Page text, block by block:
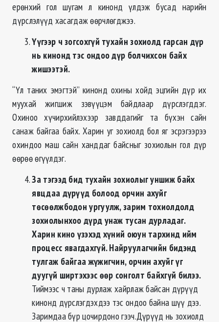
ерөнхий гол шугам л кинонд үлдэж бусад нарийн
дүрслэлүүд хасагдаж өөрчлөгджээ.
Үүгээр ч зогсохгүй тухайн зохиолд гарсан дүр
нь кинонд тэс ондоо дүр болчихсон байх
жишээтэй.
“Үл таних эмэгтэй” кинонд охины хойд эцгийн дүр их
муухай жигшиж зэвүүцэм байдлаар дүрслэгддэг.
Охиноо хүчирхийлэхээр завддагийг та бүхэн сайн
санаж байгаа байх. Харин уг зохиолд бол яг эсрэгээрээ
охиндоо маш сайн ханддаг байсныг зохиолын гол дүр
өөрөө өгүүлдэг.
За тэгээд бид тухайн зохиолыг уншиж байх
явцдаа дүрүүд болоод орчин ахуйг
төсөөлжбодон ургуулж, зарим тохиолдолд
зохиолынхоо дүрд унаж тусан дурладаг.
Харин кино үзэхэд хүний оюун тархинд ийм
процесс явагдахгүй. Найруулагчийн бидэнд
тулгаж байгаа жүжигчин, орчин ахуйг үг
дуугүй ширтэхээс өөр сонголт байхгүй билээ.
Тиймээс ч таны дурлаж хайрлаж байсан дүрүүд
кинонд дүрслэгдэхдээ тэс ондоо байна шүү дээ.
Заримдаа бүр цочирдоно гээч.Дүрүүд нь зохиолд